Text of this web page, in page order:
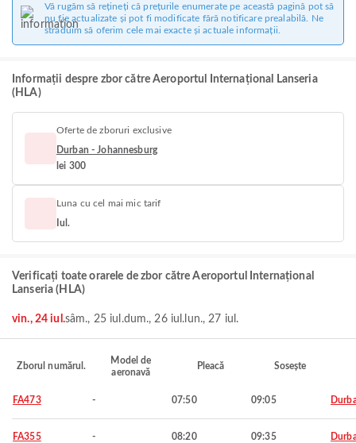
Vă rugăm să rețineți că prețurile enumerate pe această pagină pot să
nu fie actualizate și pot fi modificate fără notificare prealabilă. Ne
străduim să oferim cele mai exacte și actuale informații.
Informații despre zbor către Aeroportul Internațional Lanseria
(HLA)
Oferte de zboruri exclusive
Durban - Johannesburg
lei 300
Luna cu cel mai mic tarif
Iul.
Verificați toate orarele de zbor către Aeroportul Internațional
Lanseria (HLA)
vin., 24 iul.sâm., 25 iul.dum., 26 iul. lun., 27 iul.
Zborul numărul.
Model de
aeronavă
Pleacă Sosește
FA473 - 07:50 09:05
FA355 - 08:20 09:35